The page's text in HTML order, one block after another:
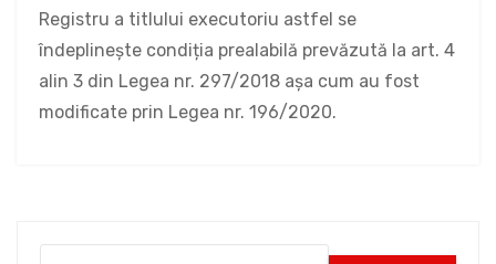
Registru a titlului executoriu astfel se
îndeplinește condiția prealabilă prevăzută la art. 4
alin 3 din Legea nr. 297/2018 așa cum au fost
modificate prin Legea nr. 196/2020.